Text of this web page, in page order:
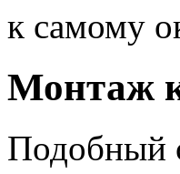
к самому
Монтаж
Подобный